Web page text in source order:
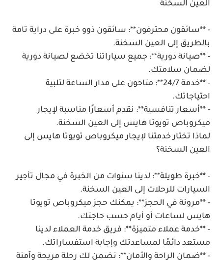
العين السخنة
- **سائقون محترفون**: سائقون ذوو خبرة على دراية تامة
بالطريق إلى العين السخنة.
- **صيانة دورية**: جميع سياراتنا تخضع لصيانة دورية
لضمان سلامتك.
- **خدمة 24/7**: متاحون على مدار الساعة لتلبية
احتياجاتك.
- **أسعار تنافسية**: نقدم أسعارًا مناسبة لإيجار
ميكروباص تويوتا هايس إلى العين السخنة.
لماذا تختار خدمتنا لإيجار ميكروباص تويوتا هايس إلى
العين السخنة؟
- **خبرة طويلة**: لدينا سنوات من الخبرة في مجال تأجير
السيارات للرحلات إلى العين السخنة.
- **مرونة في الحجز**: يمكنك حجز ميكروباص تويوتا
هايس لساعات أو أيام حسب حاجتك.
- **خدمة عملاء متميزة**: فريق خدمة العملاء لدينا
مستعد دائمًا لمساعدتك وإجابة استفساراتك.
- **ضمان الراحة والأمان**: نضمن لك رحلة مريحة وآمنة